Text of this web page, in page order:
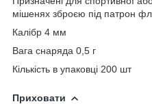
мішенях зброєю під патрон
Калібр 4 мм
Вага снаряда 0,5 г
Кількість в упаковці 200 шт
Приховати